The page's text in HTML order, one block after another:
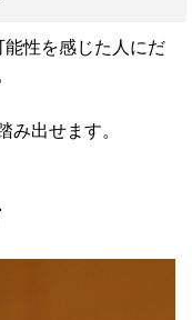
性を感じた人にだ
み出せます。